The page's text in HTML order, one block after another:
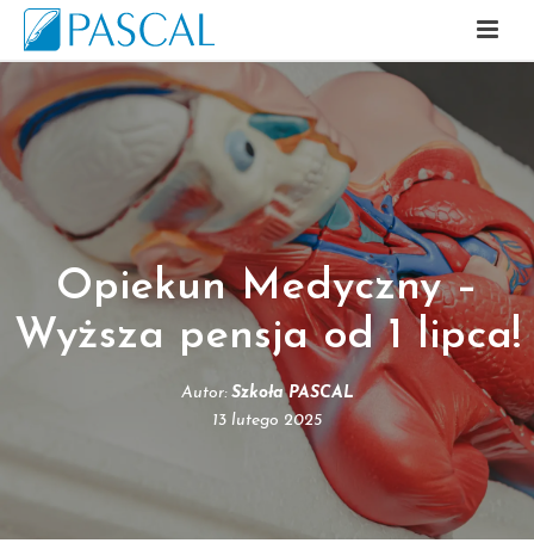
Opiekun Medyczny –
Wyższa pensja od 1 lipca!
Autor: Szkoła PASCAL
13 lutego 2025